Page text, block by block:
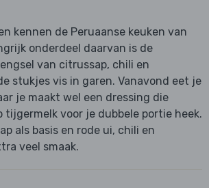
kennen de Peruaanse keuken van
onderdeel daarvan is de
van citrussap, chili en
stukjes vis in garen. Vanavond eet je
je maakt wel een dressing die
tijgermelk voor je dubbele portie heek.
als basis en rode ui, chili en
veel smaak.